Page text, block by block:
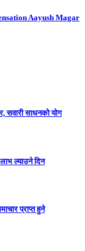
Aayush Magar
सवारी साधनकाे याेग
ल्याउने दिन
प्राप्त हुने